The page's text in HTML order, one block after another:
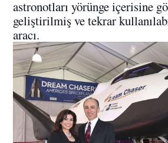
astronotları yörünge içerisine
geliştirilmiş ve tekrar
aracı.